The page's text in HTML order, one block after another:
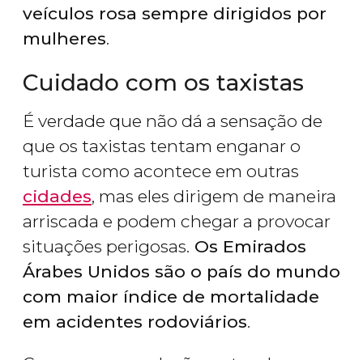
veículos rosa sempre dirigidos por
mulheres.
Cuidado com os taxistas
É verdade que não dá a sensação de
que os taxistas tentam enganar o
turista como acontece em outras
cidades, mas eles dirigem de maneira
arriscada e podem chegar a provocar
situações perigosas. Os Emirados
Árabes Unidos são o país do mundo
com maior índice de mortalidade
em acidentes rodoviários.